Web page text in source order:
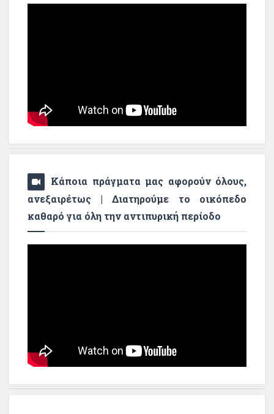
Κάποια πράγματα μας αφορούν όλους,
ανεξαιρέτως | Διατηρούμε το οικόπεδο
καθαρό για όλη την αντιπυρική περίοδο